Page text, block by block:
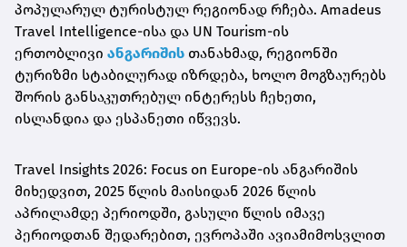
პოპულარულ ტურისტულ რეგიონად რჩება. Amadeus
Travel Intelligence-ისა და UN Tourism-ის
ერთობლივი ანგარიშის თანახმად, რეგიონში
ტურიზმი სტაბილურად იზრდება, ხოლო მოგზაურებს
შორის განსაკუთრებულ ინტერესს ჩეხეთი,
ისლანდია და ესპანეთი იწვევს.
Travel Insights 2026: Focus on Europe-ის ანგარიშის
მიხედვით, 2025 წლის მაისიდან 2026 წლის
აპრილამდე პერიოდში, გასული წლის იმავე
პერიოდთან შედარებით, ევროპაში ავიამიმოსვლით